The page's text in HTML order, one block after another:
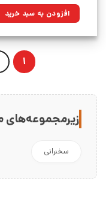
۴۲۰,۰۰۰تومان
بود.
افزودن به سبد خرید
1
زیرمجموعه‌های
سخنرانی